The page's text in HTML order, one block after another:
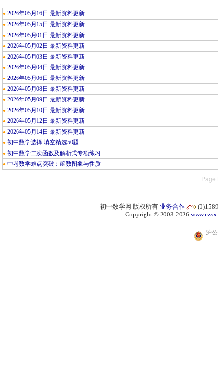
● 2026年05月16日 最新资料更新
● 2026年05月15日 最新资料更新
● 2026年05月01日 最新资料更新
● 2026年05月02日 最新资料更新
● 2026年05月03日 最新资料更新
● 2026年05月04日 最新资料更新
● 2026年05月06日 最新资料更新
● 2026年05月08日 最新资料更新
● 2026年05月09日 最新资料更新
● 2026年05月10日 最新资料更新
● 2026年05月12日 最新资料更新
● 2026年05月14日 最新资料更新
● 初中数学选择 填空精选50题
● 初中数学二次函数及解析式专项练习
● 中考数学难点突破：函数图象与性质
Page
初中数学网 版权所有 业务合作
Copyright © 2003-2026
沪公